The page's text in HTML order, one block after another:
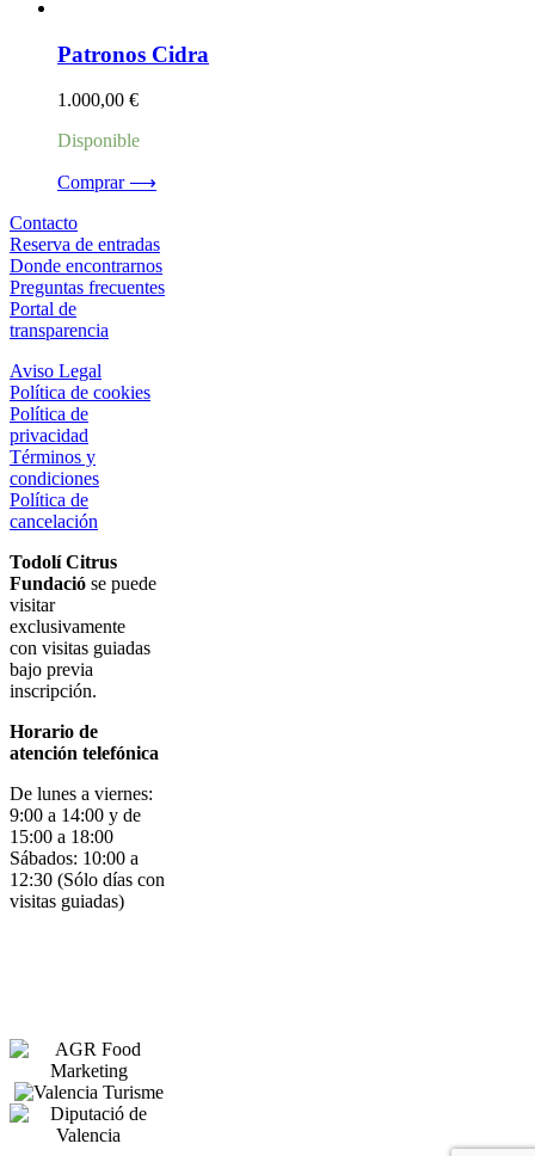
Patronos Cidra
1.000,00 €
Disponible
Comprar ⟶
Contacto
Reserva de entradas
Donde encontrarnos
Preguntas frecuentes
Portal de
transparencia
Aviso Legal
Política de cookies
Política de
privacidad
Términos y
condiciones
Política de
cancelación
Todolí Citrus
Fundació se puede
visitar
exclusivamente
con visitas guiadas
bajo previa
inscripción.
Horario de
atención telefónica
De lunes a viernes:
9:00 a 14:00 y de
15:00 a 18:00
Sábados: 10:00 a
12:30 (Sólo días con
visitas guiadas)